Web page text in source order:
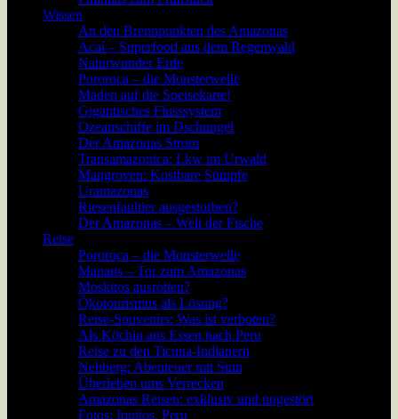
Wissen
An den Brennpunkten des Amazonas
Acaí – Superfood aus dem Regenwald
Naturwunder Erde
Pororoca – die Monsterwelle
Maden auf die Speisekarte!
Gigantisches Flusssystem
Ozeanschiffe im Dschungel
Der Amazonas Strom
Transamazonica: Lkw im Urwald
Mangroven: Kostbare Sümpfe
Uramazonas
Riesenfaultier ausgestorben?
Der Amazonas – Welt der Fische
Reise
Pororoca – die Monsterwelle
Manaus – Tor zum Amazonas
Moskitos ausrotten?
Ökotourismus als Lösung?
Reise-Souvenirs: Was ist verboten?
Als Köchin aus Essen nach Peru
Reise zu den Ticuna-Indianern
Nehberg: Abenteuer mit Sinn
Überleben ums Verrecken
Amazonas Reisen: exklusiv und ungestört
Fotos: Iquitos, Peru